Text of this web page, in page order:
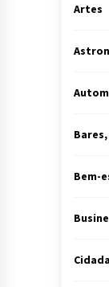
Artes
Bem-